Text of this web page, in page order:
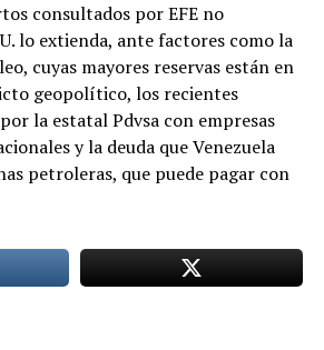
consultados por EFE no
lo extienda, ante factores como la
cuyas mayores reservas están en
geopolítico, los recientes
la estatal Pdvsa con empresas
y la deuda que Venezuela
petroleras, que puede pagar con